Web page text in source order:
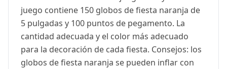
juego contiene 150 globos de fiesta naranja de
5 pulgadas y 100 puntos de pegamento. La
cantidad adecuada y el color más adecuado
para la decoración de cada fiesta. Consejos: los
globos de fiesta naranja se pueden inflar con